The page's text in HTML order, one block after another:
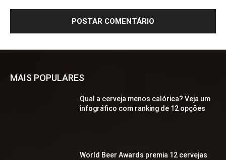
MAIS POPULARES
Qual a cerveja menos calórica? Veja um
infográfico com ranking de 12 opções
World Beer Awards premia 12 cervejas